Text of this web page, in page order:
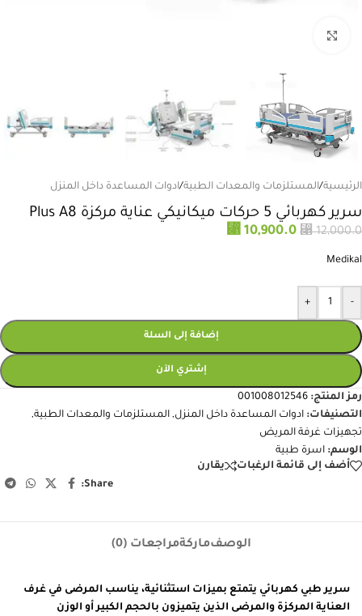
الرئيسية/المستلزمات والمعدات الطبية/ادوات المساعدة داخل المنزل
سرير كهربائي 5 حركات ميكانيكي عناية مركزة Plus A8
⃁12,000.0
⃁ 10,900.0
Medikal
-
+
إضافة إلى السلة
إشتري الآن
رمز المنتج: 001008012546
التصنيفات: ادوات المساعدة داخل المنزل, المستلزمات والمعدات الطبية,
تجهيزات غرفة المريض
الوسم: اسرة طبية
أضف إلى قائمة الرغبات
يقارن
Share:
الوصفماركةمراجعات (0)
سرير طبي كهربائي يتمتع بميزات استثنائية، يناسب المرضى في غرف
العناية المركزة والمرضى الذين يتميزون بالحجم الكبير أو الوزن